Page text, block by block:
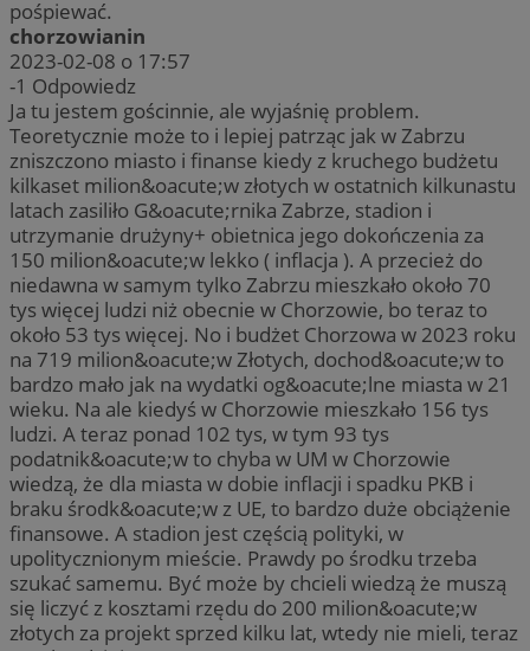
pośpiewać.
chorzowianin
2023-02-08 o 17:57
-1 Odpowiedz
Ja tu jestem gościnnie, ale wyjaśnię problem.
Teoretycznie może to i lepiej patrząc jak w Zabrzu
zniszczono miasto i finanse kiedy z kruchego budżetu
kilkaset milion&oacute;w złotych w ostatnich kilkunastu
latach zasiliło G&oacute;rnika Zabrze, stadion i
utrzymanie drużyny+ obietnica jego dokończenia za
150 milion&oacute;w lekko ( inflacja ). A przecież do
niedawna w samym tylko Zabrzu mieszkało około 70
tys więcej ludzi niż obecnie w Chorzowie, bo teraz to
około 53 tys więcej. No i budżet Chorzowa w 2023 roku
na 719 milion&oacute;w Złotych, dochod&oacute;w to
bardzo mało jak na wydatki og&oacute;lne miasta w 21
wieku. Na ale kiedyś w Chorzowie mieszkało 156 tys
ludzi. A teraz ponad 102 tys, w tym 93 tys
podatnik&oacute;w to chyba w UM w Chorzowie
wiedzą, że dla miasta w dobie inflacji i spadku PKB i
braku środk&oacute;w z UE, to bardzo duże obciążenie
finansowe. A stadion jest częścią polityki, w
upolitycznionym mieście. Prawdy po środku trzeba
szukać samemu. Być może by chcieli wiedzą że muszą
się liczyć z kosztami rzędu do 200 milion&oacute;w
złotych za projekt sprzed kilku lat, wtedy nie mieli, teraz